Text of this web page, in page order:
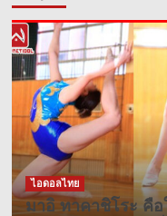
ไอดอลไทย
มาอิ ทาคาชิโระ คื
3
ส
ม
ไ